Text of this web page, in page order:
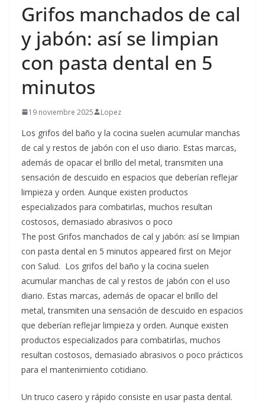
Grifos manchados de cal
y jabón: así se limpian
con pasta dental en 5
minutos
19 noviembre 2025 Lopez
Los grifos del baño y la cocina suelen acumular manchas
de cal y restos de jabón con el uso diario. Estas marcas,
además de opacar el brillo del metal, transmiten una
sensación de descuido en espacios que deberían reflejar
limpieza y orden. Aunque existen productos
especializados para combatirlas, muchos resultan
costosos, demasiado abrasivos o poco
The post Grifos manchados de cal y jabón: así se limpian
con pasta dental en 5 minutos appeared first on Mejor
con Salud. Los grifos del baño y la cocina suelen
acumular manchas de cal y restos de jabón con el uso
diario. Estas marcas, además de opacar el brillo del
metal, transmiten una sensación de descuido en espacios
que deberían reflejar limpieza y orden. Aunque existen
productos especializados para combatirlas, muchos
resultan costosos, demasiado abrasivos o poco prácticos
para el mantenimiento cotidiano.
Un truco casero y rápido consiste en usar pasta dental.